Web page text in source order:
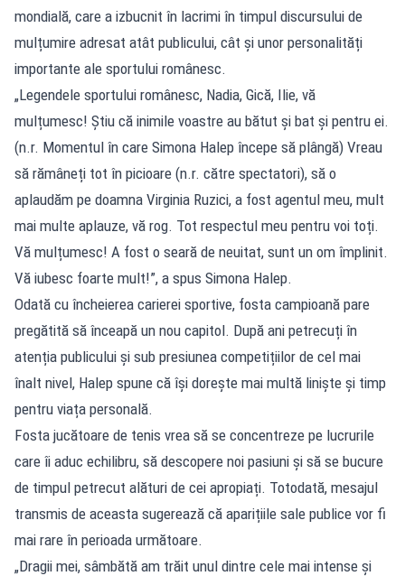
mondială, care a izbucnit în lacrimi în timpul discursului de
mulțumire adresat atât publicului, cât și unor personalități
importante ale sportului românesc.
„Legendele sportului românesc, Nadia, Gică, Ilie, vă
mulțumesc! Știu că inimile voastre au bătut și bat și pentru ei.
(n.r. Momentul în care Simona Halep începe să plângă) Vreau
să rămâneți tot în picioare (n.r. către spectatori), să o
aplaudăm pe doamna Virginia Ruzici, a fost agentul meu, mult
mai multe aplauze, vă rog. Tot respectul meu pentru voi toți.
Vă mulțumesc! A fost o seară de neuitat, sunt un om împlinit.
Vă iubesc foarte mult!”, a spus Simona Halep.
Odată cu încheierea carierei sportive, fosta campioană pare
pregătită să înceapă un nou capitol. După ani petrecuți în
atenția publicului și sub presiunea competițiilor de cel mai
înalt nivel, Halep spune că își dorește mai multă liniște și timp
pentru viața personală.
Fosta jucătoare de tenis vrea să se concentreze pe lucrurile
care îi aduc echilibru, să descopere noi pasiuni și să se bucure
de timpul petrecut alături de cei apropiați. Totodată, mesajul
transmis de aceasta sugerează că aparițiile sale publice vor fi
mai rare în perioada următoare.
„Dragii mei, sâmbătă am trăit unul dintre cele mai intense și